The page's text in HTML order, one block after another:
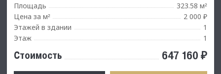
Площадь
323.58 м²
Цена за м²
2 000 ₽
Этажей в здании
1
Этаж
1
Стоимость 647 160 ₽